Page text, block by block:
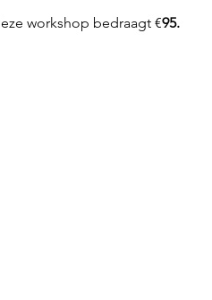
workshop bedraagt €95.